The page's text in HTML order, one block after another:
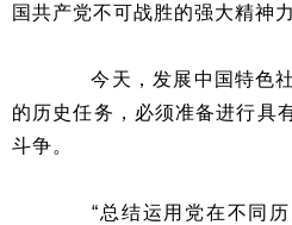
国共产党不可战胜的强大精神力
今天，发展中国特色社
的历史任务，必须准备进行具
斗争。
“总结运用党在不同历